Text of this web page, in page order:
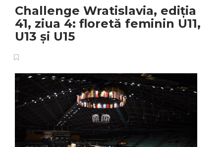
Challenge Wratislavia, ediția
41, ziua 4: floretă feminin U11,
U13 și U15